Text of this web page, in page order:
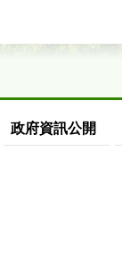
政府資訊公開